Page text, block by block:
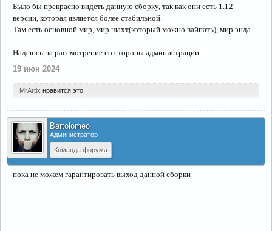
Было бы прекрасно видеть данную сборку, так как они есть 1.12
версии, которая является более стабильной.
Там есть основной мир, мир шахт(который можно вайпать), мир энда.
Надеюсь на рассмотрение со стороны администрации.
19 июн 2024
MrArtix нравится это.
Bartolomeo
Администратор
Команда форума
пока не можем гарантировать выход данной сборки